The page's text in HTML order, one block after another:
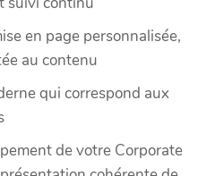
en page personnalisée,
au contenu
qui correspond aux
de votre Corporate